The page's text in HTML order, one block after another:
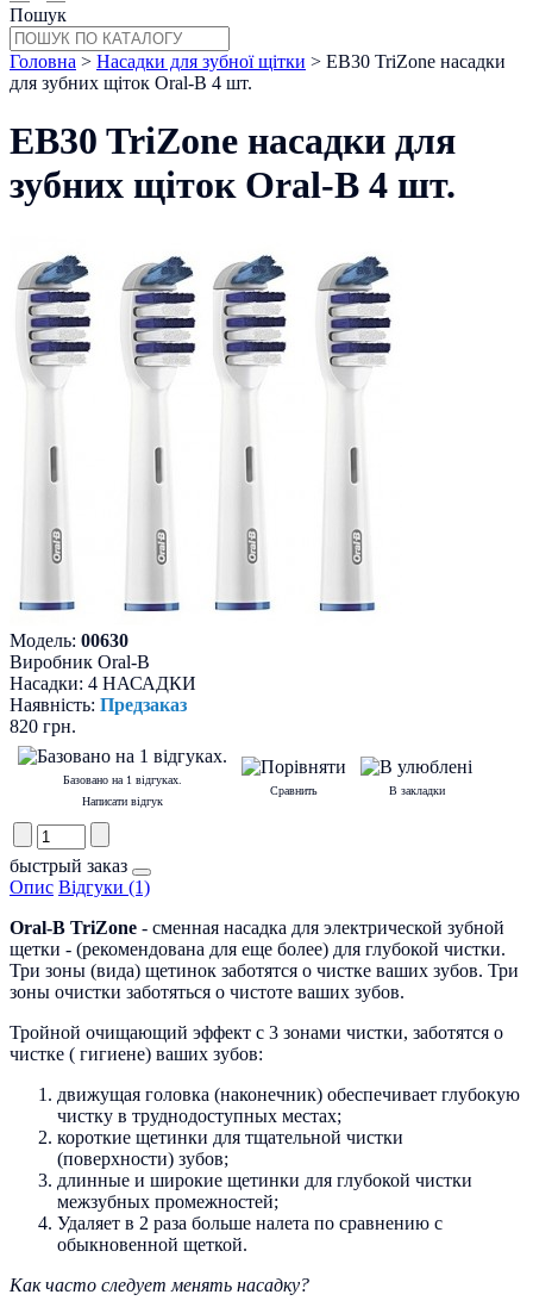
Пошук
Головна > Насадки для зубної щітки > EB30 TriZone насадки
для зубних щіток Oral-B 4 шт.
EB30 TriZone насадки для
зубних щіток Oral-B 4 шт.
Модель: 00630
Виробник Oral-B
Насадки: 4 НАСАДКИ
Наявність: Предзаказ
820 грн.
Базовано на 1 відгуках.
Написати відгук
Сравнить В закладки
быстрый заказ
Опис Відгуки (1)
Oral-B TriZone - сменная насадка для электрической зубной
щетки - (рекомендована для еще более) для глубокой чистки.
Три зоны (вида) щетинок заботятся о чистке ваших зубов. Три
зоны очистки заботяться о чистоте ваших зубов.
Тройной очищающий эффект с 3 зонами чистки, заботятся о
чистке ( гигиене) ваших зубов:
движущая головка (наконечник) обеспечивает глубокую
чистку в труднодоступных местах;
короткие щетинки для тщательной чистки
(поверхности) зубов;
длинные и широкие щетинки для глубокой чистки
межзубных промежностей;
Удаляет в 2 раза больше налета по сравнению с
обыкновенной щеткой.
​Как часто следует менять насадку?